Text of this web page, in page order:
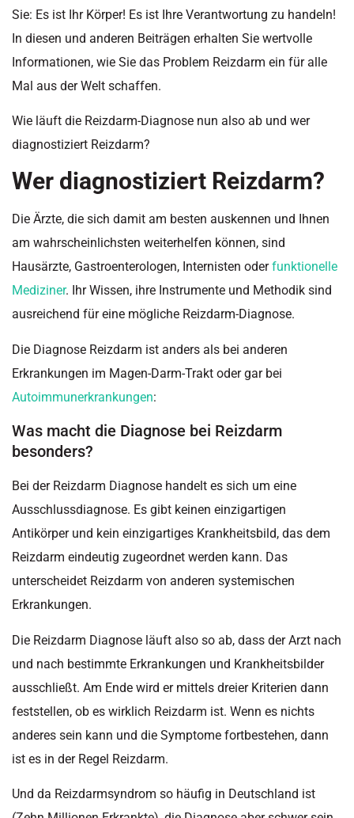
Sie: Es ist Ihr Körper! Es ist Ihre Verantwortung zu handeln!
In diesen und anderen Beiträgen erhalten Sie wertvolle
Informationen, wie Sie das Problem Reizdarm ein für alle
Mal aus der Welt schaffen.
Wie läuft die Reizdarm-Diagnose nun also ab und wer
diagnostiziert Reizdarm?
Wer diagnostiziert Reizdarm?
Die Ärzte, die sich damit am besten auskennen und Ihnen
am wahrscheinlichsten weiterhelfen können, sind
Hausärzte, Gastroenterologen, Internisten oderfunktionelle
Mediziner. Ihr Wissen, ihre Instrumente und Methodik sind
ausreichend für eine mögliche Reizdarm-Diagnose.
Die Diagnose Reizdarm ist anders als bei anderen
Erkrankungen im Magen-Darm-Trakt oder gar bei
Autoimmunerkrankungen:
Was macht die Diagnose bei Reizdarm
besonders?
Bei der Reizdarm Diagnose handelt es sich um eine
Ausschlussdiagnose. Es gibt keinen einzigartigen
Antikörper und kein einzigartiges Krankheitsbild, das dem
Reizdarm eindeutig zugeordnet werden kann. Das
unterscheidet Reizdarm von anderen systemischen
Erkrankungen.
Die Reizdarm Diagnose läuft also so ab, dass der Arzt nach
und nach bestimmte Erkrankungen und Krankheitsbilder
ausschließt. Am Ende wird er mittels dreier Kriterien dann
feststellen, ob es wirklich Reizdarm ist. Wenn es nichts
anderes sein kann und die Symptome fortbestehen, dann
ist es in der Regel Reizdarm.
Und da Reizdarmsyndrom so häufig in Deutschland ist